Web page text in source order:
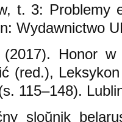
t. 3: Problemy
Wydawnictwo
(2017). Honor
(red.),
115–148).
sloŭnik